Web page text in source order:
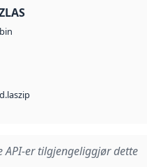
bin
API-er tilgjengeliggjør dette